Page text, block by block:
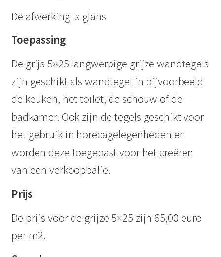
De afwerking is glans
Toepassing
De grijs 5×25 langwerpige grijze wandtegels
zijn geschikt als wandtegel in bijvoorbeeld
de keuken, het toilet, de schouw of de
badkamer. Ook zijn de tegels geschikt voor
het gebruik in horecagelegenheden en
worden deze toegepast voor het creëren
van een verkoopbalie.
Prijs
De prijs voor de grijze 5×25 zijn 65,00 euro
per m2.